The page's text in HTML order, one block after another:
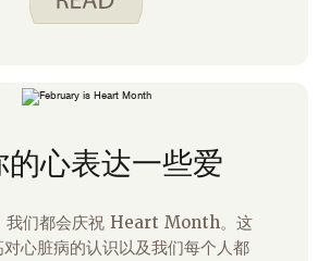
的心表达一些爱
我们都会庆祝 Heart Month。这
心脏病的认识以及我们每个人都